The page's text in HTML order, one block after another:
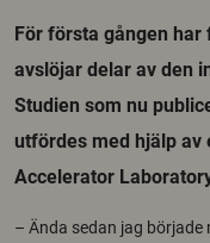
För första gången
avslöjar delar av den
Studien som nu
utfördes med hjälp av
Accelerator
– Ända sedan jag